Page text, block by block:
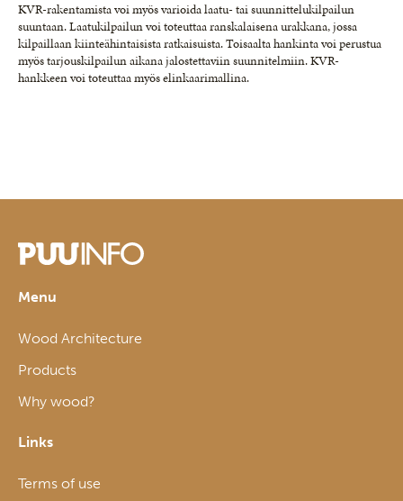
KVR-rakentamista voi myös varioida laatu- tai suunnittelukilpailun
suuntaan. Laatukilpailun voi toteuttaa ranskalaisena urakkana, jossa
kilpaillaan kiinteähintaisista ratkaisuista. Toisaalta hankinta voi perustua
myös tarjouskilpailun aikana jalostettaviin suunnitelmiin. KVR-
hankkeen voi toteuttaa myös elinkaarimallina.
Menu
Wood Architecture
Products
Why wood?
Links
Terms of use